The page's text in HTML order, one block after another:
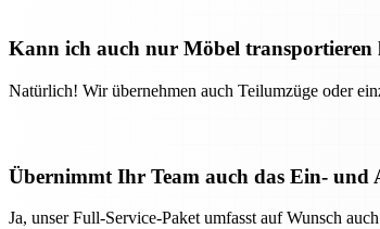
Kann ich auch nur Möbel transportieren
Natürlich! Wir übernehmen auch Teilumzüge oder
Übernimmt Ihr Team auch das Ein- und
Ja, unser Full-Service-Paket umfasst auf Wunsch